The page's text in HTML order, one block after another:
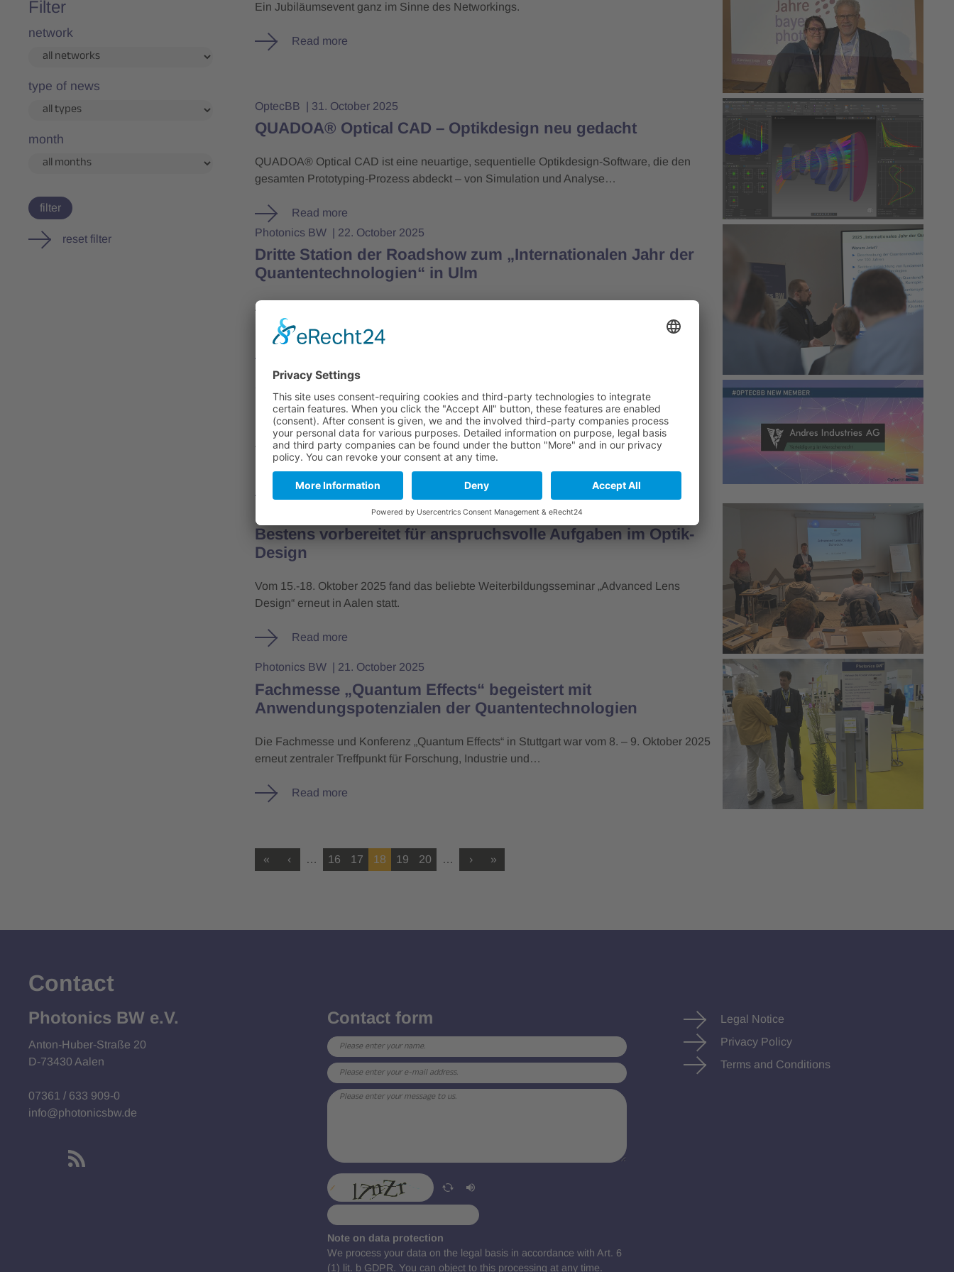
Filter
network
type of news
month
filter
reset filter
Ein Jubiläumsevent ganz im Sinne des Networkings.
Read more
OptecBB 31. October 2025
QUADOA® Optical CAD – Optikdesign neu gedacht
QUADOA® Optical CAD ist eine neuartige, sequentielle Optikdesign-Software, die den
gesamten Prototyping-Prozess abdeckt – von Simulation und Analyse…
Read more
Photonics BW
22. October 2025
Dritte Station der Roadshow zum „Internationalen Jahr der
Quantentechnologien“ in Ulm
Am 9. Oktober 2025 informierten sich mehr als 60 Teilnehmerinnen und Teilnehmer am
KICU (Künstliche Intelligenz Campus) in Ulm über den aktuellen…
OptecBB begrüßt Andres Industries als neues Mitglied
Als Spezialist für Wärmebildtechnik steht Andres Industries für höchste Qualität und
praxisgerechte Lösungen im Einsatz.
21. October 2025
Bestens vorbereitet für anspruchsvolle Aufgaben im Optik-
Design
Vom 15.-18. Oktober 2025 fand das beliebte Weiterbildungsseminar „Advanced Lens
Design“ erneut in Aalen statt.
Read more
Photonics BW 21. October 2025
Fachmesse „Quantum Effects“ begeistert mit
Anwendungspotenzialen der Quantentechnologien
Die Fachmesse und Konferenz „Quantum Effects“ in Stuttgart war vom 8. – 9. Oktober 2025
erneut zentraler Treffpunkt für Forschung, Industrie und…
Read more
« ‹ … 16 17 18 19 20 … › »
Contact
Photonics BW e.V.
Anton-Huber-Straße 20
D-73430 Aalen
07361 / 633 909-0
info@photonicsbw.de
Contact form
Note on data protection
We process your data on the legal basis in accordance with Art. 6
(1) lit. b GDPR. You can object to this processing at any time.
Legal Notice
Privacy Policy
Terms and Conditions